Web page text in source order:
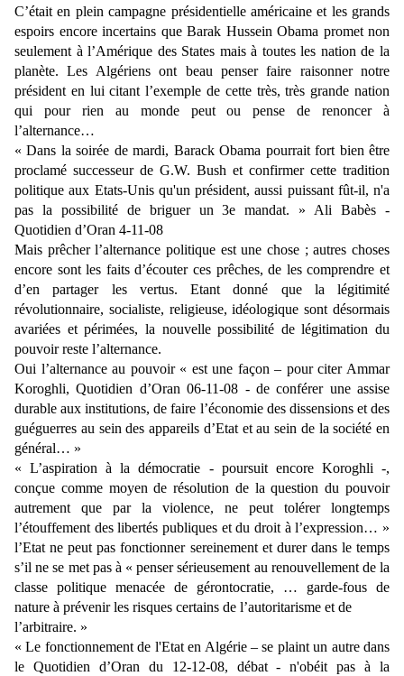
C’était en plein campagne présidentielle américaine et les grands
espoirs encore incertains que Barak Hussein Obama promet non
seulement à l’Amérique des States mais à toutes les nation de la
planète. Les Algériens ont beau penser faire raisonner notre
président en lui citant l’exemple de cette très, très grande nation
qui pour rien au monde peut ou pense de renoncer à
l’alternance…
« Dans la soirée de mardi, Barack Obama pourrait fort bien être
proclamé successeur de G.W. Bush et confirmer cette tradition
politique aux Etats-Unis qu'un président, aussi puissant fût-il, n'a
pas la possibilité de briguer un 3e mandat. » Ali Babès -
Quotidien d’Oran 4-11-08
Mais prêcher l’alternance politique est une chose ; autres choses
encore sont les faits d’écouter ces prêches, de les comprendre et
d’en partager les vertus. Etant donné que la légitimité
révolutionnaire, socialiste, religieuse, idéologique sont désormais
avariées et périmées, la nouvelle possibilité de légitimation du
pouvoir reste l’alternance.
Oui l’alternance au pouvoir « est une façon – pour citer Ammar
Koroghli, Quotidien d’Oran 06-11-08 - de conférer une assise
durable aux institutions, de faire l’économie des dissensions et des
guéguerres au sein des appareils d’Etat et au sein de la société en
général… »
« L’aspiration à la démocratie - poursuit encore Koroghli -,
conçue comme moyen de résolution de la question du pouvoir
autrement que par la violence, ne peut tolérer longtemps
l’étouffement des libertés publiques et du droit à l’expression… »
l’Etat ne peut pas fonctionner sereinement et durer dans le temps
s’il ne se met pas à « penser sérieusement au renouvellement de la
classe politique menacée de gérontocratie, … garde-fous de
nature à prévenir les risques certains de l’autoritarisme et de
l’arbitraire. »
« Le fonctionnement de l'Etat en Algérie – se plaint un autre dans
le Quotidien d’Oran du
12-12-08, débat - n'obéit pas à la